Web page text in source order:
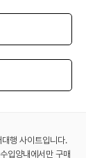
행 사이트입니다.
입양내에서만 구매